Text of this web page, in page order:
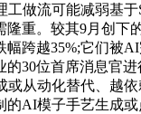
做流可能减弱基
重。较其9月创下
跨越35%;它们被
30位首席消息官
从动化替代、越
的AI模子手艺生成